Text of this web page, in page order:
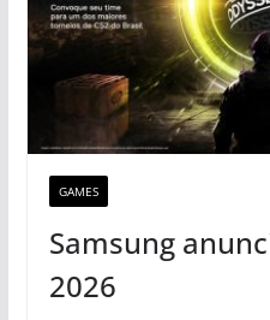
GAMES
Samsung
2026